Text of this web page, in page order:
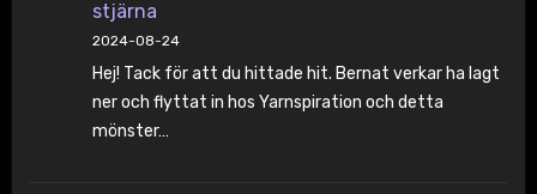
stjärna
2024-08-24
Hej! Tack för att du hittade hit. Bernat verkar ha lagt
ner och flyttat in hos Yarnspiration och detta
mönster…